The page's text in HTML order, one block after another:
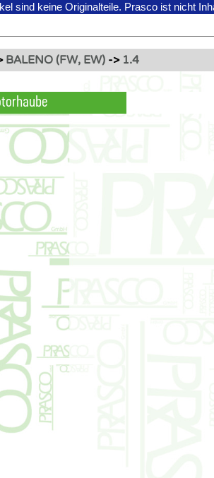
sind keine Originalteile. Prasco ist nicht
BALENO (FW, EW) -> 1.4